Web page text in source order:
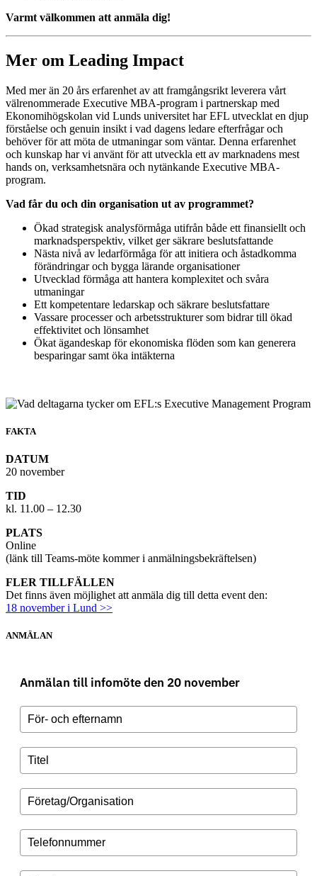
Varmt välkommen att anmäla dig!
Mer om Leading Impact
Med mer än 20 års erfarenhet av att framgångsrikt leverera vårt
välrenommerade Executive MBA-program i partnerskap med
Ekonomihögskolan vid Lunds universitet har EFL utvecklat en djup
förståelse och genuin insikt i vad dagens ledare efterfrågar och
behöver för att möta de utmaningar som väntar. Denna erfarenhet
och kunskap har vi använt för att utveckla ett av marknadens mest
hands on, verksamhetsnära och nytänkande Executive MBA-
program.
Vad får du och din organisation ut av programmet?
Ökad strategisk analysförmåga utifrån både ett finansiellt och
marknadsperspektiv, vilket ger säkrare beslutsfattande
Nästa nivå av ledarförmåga för att initiera och åstadkomma
förändringar och bygga lärande organisationer
Utvecklad förmåga att hantera komplexitet och svåra
utmaningar
Ett kompetentare ledarskap och säkrare beslutsfattare
Vassare processer och arbetsstrukturer som bidrar till ökad
effektivitet och lönsamhet
Ökat ägandeskap för ekonomiska flöden som kan generera
besparingar samt öka intäkterna
FAKTA
DATUM
20 november
TID
kl. 11.00 – 12.30
PLATS
Online
(länk till Teams-möte kommer i anmälningsbekräftelsen)
FLER TILLFÄLLEN
Det finns även möjlighet att anmäla dig till detta event den:
18 november i Lund >>
ANMÄLAN
Anmälan till infomöte den 20 november